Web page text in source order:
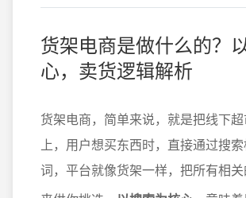
货架电商是做什么的？
心，卖货逻辑解析
货架电商，简单来说，就是把线下
上，用户想买东西时，直接通过搜
词，平台就像货架一样，把所有相